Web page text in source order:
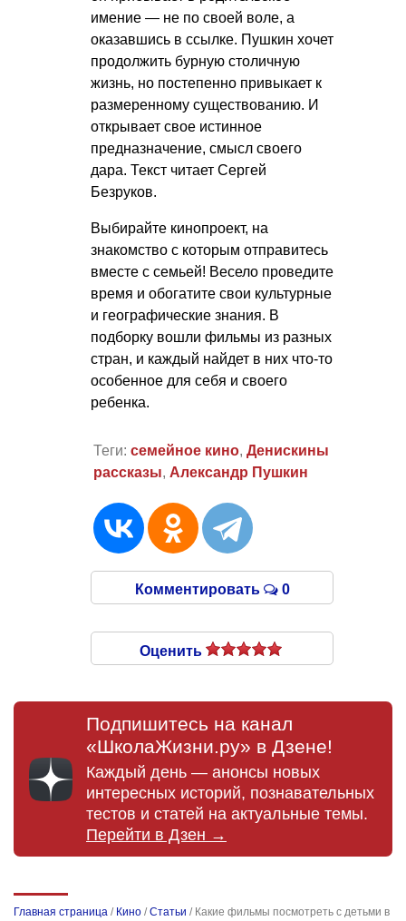
имение — не по своей воле, а
оказавшись в ссылке. Пушкин хочет
продолжить бурную столичную
жизнь, но постепенно привыкает к
размеренному существованию. И
открывает свое истинное
предназначение, смысл своего
дара. Текст читает Сергей
Безруков.
Выбирайте кинопроект, на
знакомство с которым отправитесь
вместе с семьей! Весело проведите
время и обогатите свои культурные
и географические знания. В
подборку вошли фильмы из разных
стран, и каждый найдет в них что-то
особенное для себя и своего
ребенка.
Теги: семейное кино, Денискины
рассказы, Александр Пушкин
Комментировать 0
Оценить
Подпишитесь на канал
«ШколаЖизни.ру» в Дзене!
Каждый день — анонсы новых
интересных историй, познавательных
тестов и статей на актуальные темы.
Перейти в Дзен →
Главная страница / Кино /Статьи / Какие фильмы посмотреть с детьми в